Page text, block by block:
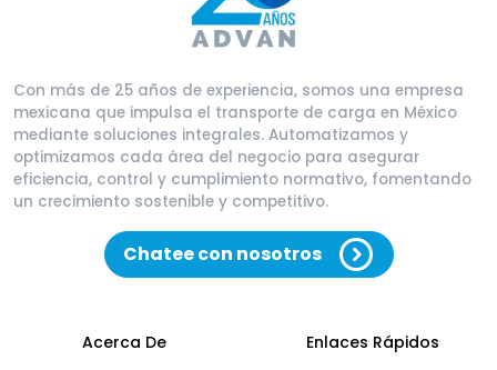
Con más de 25 años de experiencia, somos una empresa
mexicana que impulsa el transporte de carga en México
mediante soluciones integrales. Automatizamos y
optimizamos cada área del negocio para asegurar
eficiencia, control y cumplimiento normativo, fomentando
un crecimiento sostenible y competitivo.
Chatee con nosotros
Acerca De
Enlaces Rápidos